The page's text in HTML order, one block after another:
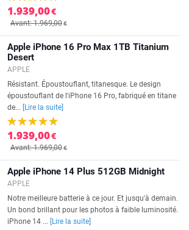
1.939,00€
Avant: 1.969,00€
Apple iPhone 16 Pro Max 1TB Titanium
Desert
APPLE
Résistant. Époustouflant, titanesque. Le design
époustouflant de l'iPhone 16 Pro, fabriqué en titane
de...
[Lire la suite]
1.939,00€
Avant: 1.969,00€
Apple iPhone 14 Plus 512GB Midnight
APPLE
Notre meilleure batterie à ce jour. Et jusqu'à demain.
Un bond brillant pour les photos à faible luminosité.
iPhone 14 ...
[Lire la suite]